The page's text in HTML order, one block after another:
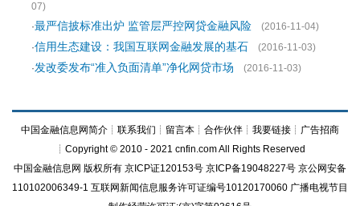
07)
·最严信披标准出炉 监管层严控网贷金融风险
(2016-11-04)
·信用生态建设：我国互联网金融发展的基石
(2016-11-03)
·发改委发布“准入负面清单”净化网贷市场 (2016-11-03)
中国金融信息网简介 ┊ 联系我们 ┊ 留言本 ┊ 合作伙伴 ┊ 我要链接 ┊ 广告招商
┊Copyright © 2010 - 2021 cnfin.com All Rights Reserved
中国金融信息网 版权所有 京ICP证120153号 京ICP备19048227号 京公网安备
110102006349-1 互联网新闻信息服务许可证编号10120170060 广播电视节目